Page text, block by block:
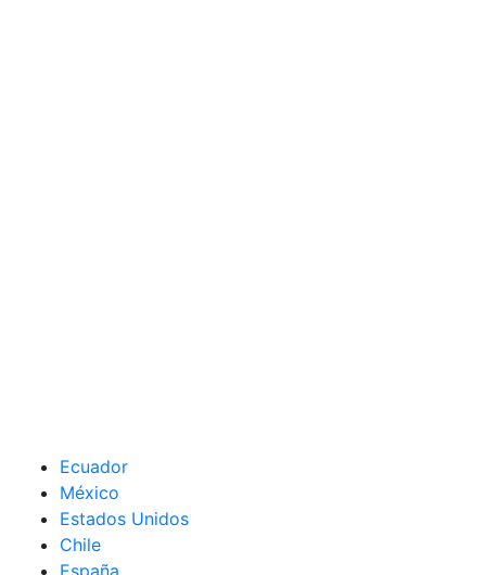
Ecuador
México
Estados Unidos
Chile
España